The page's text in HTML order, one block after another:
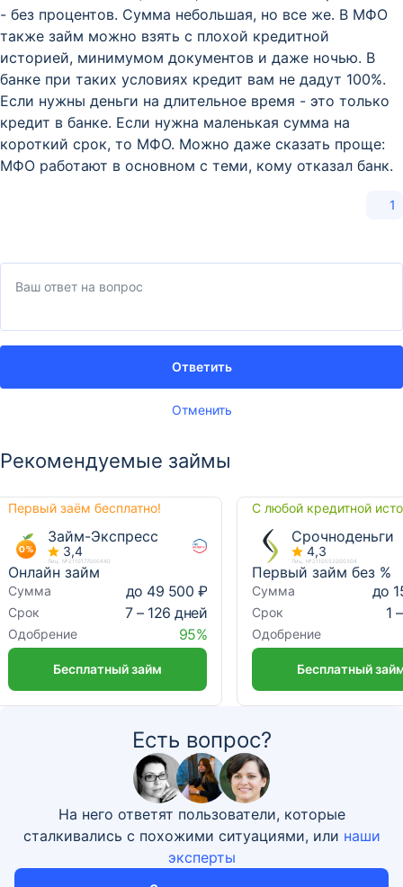
- без процентов. Сумма небольшая, но все же. В МФО
также займ можно взять с плохой кредитной
историей, минимумом документов и даже ночью. В
банке при таких условиях кредит вам не дадут 100%.
Если нужны деньги на длительное время - это только
кредит в банке. Если нужна маленькая сумма на
короткий срок, то МФО. Можно даже сказать проще:
МФО работают в основном с теми, кому отказал банк.
1
Отменить
Ответить
Рекомендуемые займы
Первый заём бесплатно!
Займ-Экспресс
3,4
Лиц. №2110177000440
Онлайн займ
Сумма до 49 500 ₽
Срок 7 – 126 дней
Одобрение 95%
Бесплатный займ
С любой кредитной
Срочноденьги
4,3
Лиц. №2110552000304
Первый займ без %
Сумма до
Срок 1
Одобрение
Бесплатный
Есть вопрос?
На него ответят пользователи, которые
сталкивались с похожими ситуациями, или наши
эксперты